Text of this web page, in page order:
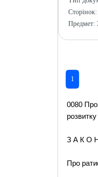
Сторінок:
Предмет:
1
0080 Про
З А К О
Про